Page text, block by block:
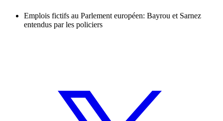
Emplois fictifs au Parlement européen: Bayrou et Sarnez
entendus par les policiers